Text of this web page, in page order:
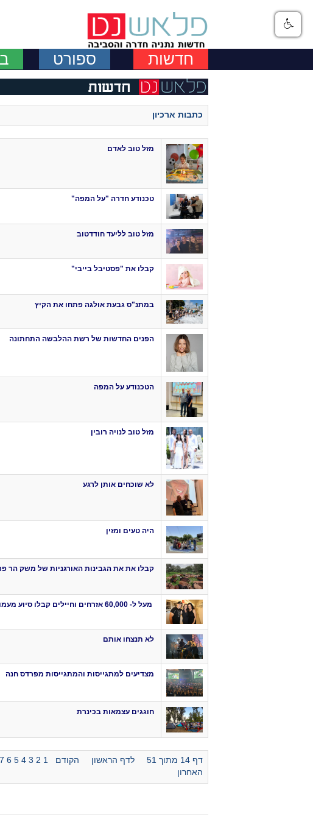
חדשות ספורט
כתבות ארכיון
מזל טוב לאדם
טכנודע חדרה "על המפה"
מזל טוב לליעד חודדטוב
קבלו את "פסטיבל בייבי"
במתנ"ס גבעת אולגה פתחו את הקיץ
הפנים החדשות של רשת ההלבשה התחתונה
הטכנודע על המפה
מזל טוב לנויה רובין
לא שוכחים אותן לרגע
היה טעים ומזין
קבלו את את הגבינות האורגניות של משק הר
מעל ל- 60,000 אזרחים וחיילים קבלו סיוע מעמותת נט"ל
לא תנצחו אותם
מצדיעים למתגייסות והמתגייסות מפרדס חנה
חוגגים עצמאות בכינרת
דף 14 מתוך 51 לדף הראשון הקודם 1
2
3
4
5
6
7
האחרון